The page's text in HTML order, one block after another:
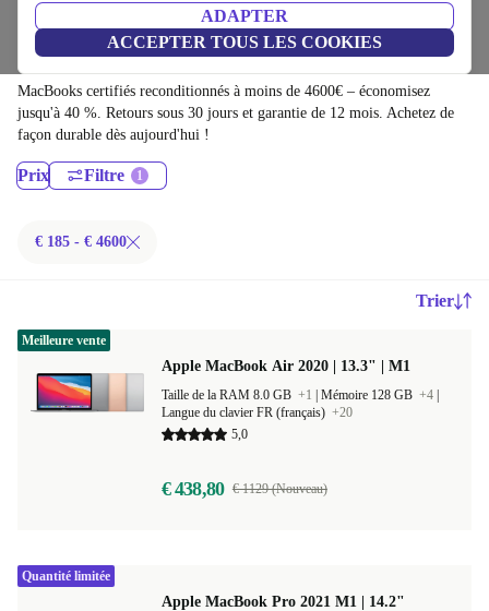
ADAPTER
ACCEPTER TOUS LES COOKIES
Ordinateurs portables
MacBooks:
MacBooks certifiés reconditionnés à moins de 4600€ – économisez
jusqu'à 40 %. Retours sous 30 jours et garantie de 12 mois. Achetez de
façon durable dès aujourd'hui !
Prix Filtre
€ 185 - € 4600
Trier
Apple MacBook Air 2020 | 13.3" | M1
Taille de la RAM 8.0 GB +1 Mémoire 128 GB +4
Langue du clavier FR (français) +20
5,0
€ 438,80 € 1129 (Nouveau)
Meilleure vente
Apple MacBook Pro 2021 M1 | 14.2"
Quantité limitée